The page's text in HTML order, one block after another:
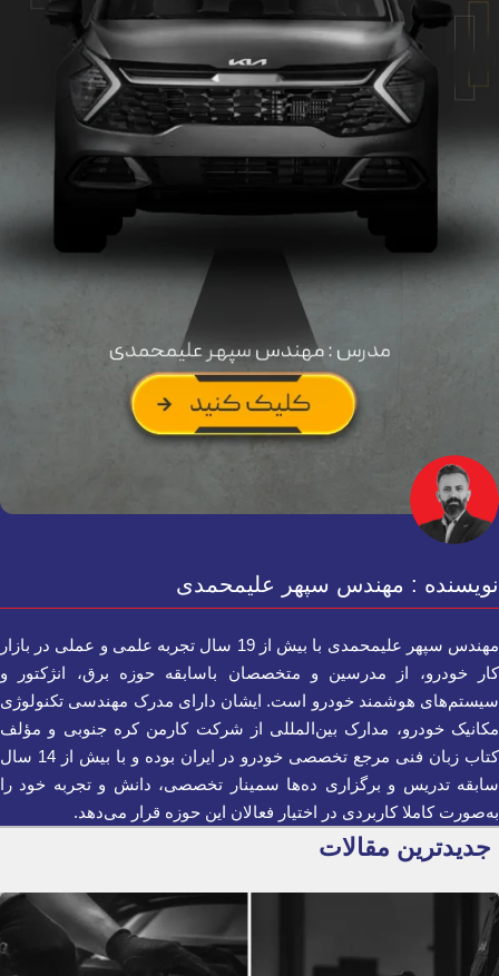
نویسنده : مهندس سپهر علیمحمدی
مهندس سپهر علیمحمدی با بیش از 19 سال تجربه علمی و عملی در بازار
کار خودرو، از مدرسین و متخصصان باسابقه حوزه برق، انژکتور و
سیستم‌های هوشمند خودرو است. ایشان دارای مدرک مهندسی تکنولوژی
مکانیک خودرو، مدارک بین‌المللی از شرکت کارمن کره جنوبی و مؤلف
کتاب زبان فنی مرجع تخصصی خودرو در ایران بوده و با بیش از 14 سال
سابقه تدریس و برگزاری ده‌ها سمینار تخصصی، دانش و تجربه خود را
به‌صورت کاملا کاربردی در اختیار فعالان این حوزه قرار می‌دهد.
جدیدترین مقالات